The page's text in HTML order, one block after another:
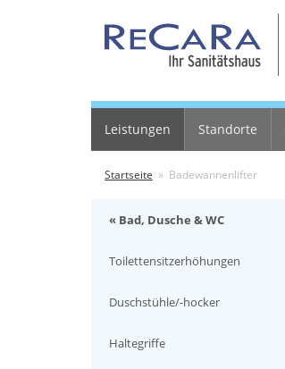
Leistungen Standorte
Startseite » Badewannenlifter
« Bad, Dusche & WC
Toilettensitzerhöhungen
Duschstühle/-hocker
Haltegriffe